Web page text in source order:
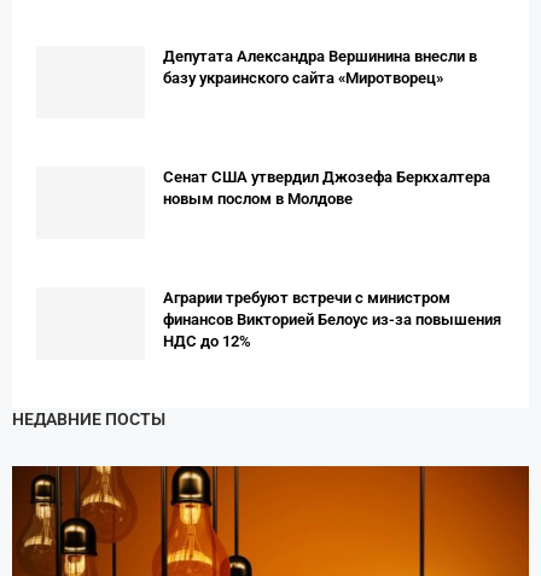
Депутата Александра Вершинина внесли в
базу украинского сайта «Миротворец»
Сенат США утвердил Джозефа Беркхалтера
новым послом в Молдове
Аграрии требуют встречи с министром
финансов Викторией Белоус из-за повышения
НДС до 12%
НЕДАВНИЕ ПОСТЫ